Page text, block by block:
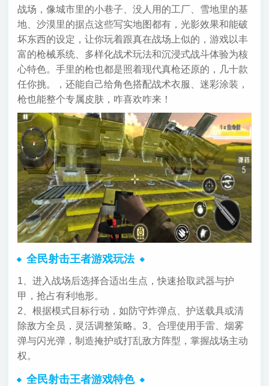
战场，像城市里的小巷子、没人用的工厂、雪地里的基
地、沙漠里的据点这些写实地图都有，光影效果和能破
坏东西的设定，让你玩着跟真在战场上似的，游戏以丰
富的枪械系统、多样化战术玩法和沉浸式战斗体验为核
心特色。手里的枪也都是照着现代真枪还原的，几十款
任你挑。，还能自己给角色搭配战术衣服、迷彩涂装，
枪也能整个专属皮肤，咋喜欢咋来！
全民射击王者游戏玩法
1、进入战场后选择合适出生点，快速拾取武器与护
甲，抢占有利地形。
2、根据模式目标行动，如防守炸弹点、护送载具或清
除敌方全员，灵活调整策略。 3、合理使用手雷、烟雾
弹与闪光弹，制造掩护或打乱敌方阵型，掌握战场主动
权。
全民射击王者游戏特色